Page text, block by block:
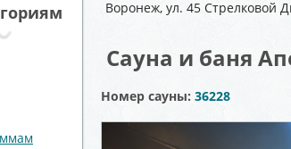
Воронеж, ул. 45 Стрелковой
Сауна и баня
Номер сауны: 36228